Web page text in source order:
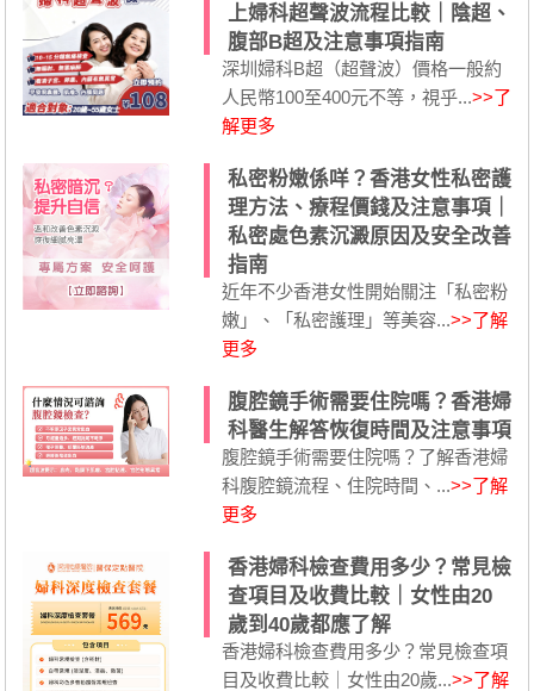
上婦科超聲波流程比較｜陰超、
腹部B超及注意事項指南
深圳婦科B超（超聲波）價格一般約
人民幣100至400元不等，視乎...>>了
解更多
私密粉嫩係咩？香港女性私密護
理方法、療程價錢及注意事項｜
私密處色素沉澱原因及安全改善
指南
近年不少香港女性開始關注「私密粉
嫩」、「私密護理」等美容...>>了解
更多
腹腔鏡手術需要住院嗎？香港婦
科醫生解答恢復時間及注意事項
腹腔鏡手術需要住院嗎？了解香港婦
科腹腔鏡流程、住院時間、...>>了解
更多
香港婦科檢查費用多少？常見檢
查項目及收費比較｜女性由20
歲到40歲都應了解
香港婦科檢查費用多少？常見檢查項
目及收費比較｜女性由20歲...>>了解